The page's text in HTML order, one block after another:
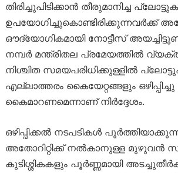
തിരിച്ചുപിടിക്കാൻ തീരുമാനിച്ച
ഉപയോഗിച്ചുകൊണ്ടിരിക്കുന്നവർക്ക്
ഔദ്യോഗികമായി നോട്ടീസ്
നമ്പർ മന്ത്രിതല പ്രമേയത്തിൽ
നിശ്ചിത സമയപരിധിക്കുള്ളിൽ
എല്ലാത്തരം കൈയേറ്റങ്ങളും
കൈമാറണമെന്നാണ് നിർദ്ദേശം.
ഒഴിപ്പിക്കൽ നടപടികൾ
അതോറിറ്റിക്ക് നൽകാനുള്ള മുഴുവൻ
കുടിശ്ശികകളും പൂർണ്ണമായി